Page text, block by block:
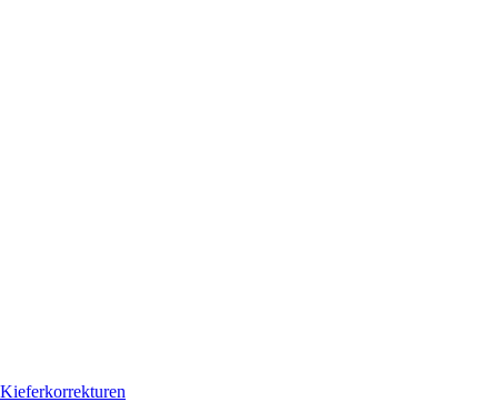
Kieferkorrekturen